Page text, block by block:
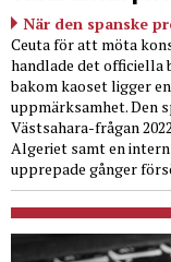
När den spanske
Ceuta för att möta
handlade det officiella
bakom kaoset ligger
uppmärksamhet. Den
Västsahara-frågan
Algeriet samt en
upprepade gånger